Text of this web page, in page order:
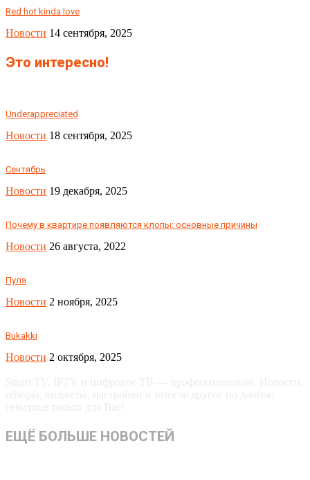
Red hot kinda love
Новости 14 сентября, 2025
Это интересно!
Underappreciated
Новости 18 сентября, 2025
Сентябрь
Новости 19 декабря, 2025
Почему в квартире появляются клопы: основные причины
Новости 26 августа, 2022
Пуля
Новости 2 ноября, 2025
Bukakki
Новости 2 октября, 2025
ЕЩЁ БОЛЬШЕ НОВОСТЕЙ